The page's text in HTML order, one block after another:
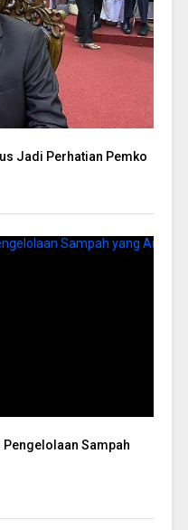
Jadi Perhatian Pemko
Pengelolaan Sampah